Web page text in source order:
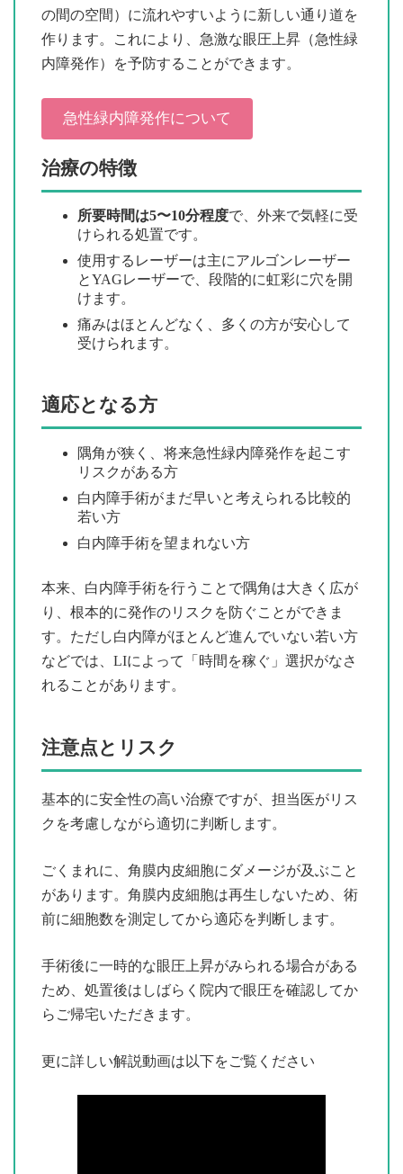
の間の空間）に流れやすいように新しい通り道を
作ります。これにより、急激な眼圧上昇（急性緑
内障発作）を予防することができます。
急性緑内障発作について
治療の特徴
所要時間は5〜10分程度で、外来で気軽に受
けられる処置です。
使用するレーザーは主にアルゴンレーザー
とYAGレーザーで、段階的に虹彩に穴を開
けます。
痛みはほとんどなく、多くの方が安心して
受けられます。
適応となる方
隅角が狭く、将来急性緑内障発作を起こす
リスクがある方
白内障手術がまだ早いと考えられる比較的
若い方
白内障手術を望まれない方
本来、白内障手術を行うことで隅角は大きく広が
り、根本的に発作のリスクを防ぐことができま
す。ただし白内障がほとんど進んでいない若い方
などでは、LIによって「時間を稼ぐ」選択がなさ
れることがあります。
注意点とリスク
基本的に安全性の高い治療ですが、担当医がリス
クを考慮しながら適切に判断します。
ごくまれに、角膜内皮細胞にダメージが及ぶこと
があります。角膜内皮細胞は再生しないため、術
前に細胞数を測定してから適応を判断します。
手術後に一時的な眼圧上昇がみられる場合がある
ため、処置後はしばらく院内で眼圧を確認してか
らご帰宅いただきます。
更に詳しい解説動画は以下をご覧ください